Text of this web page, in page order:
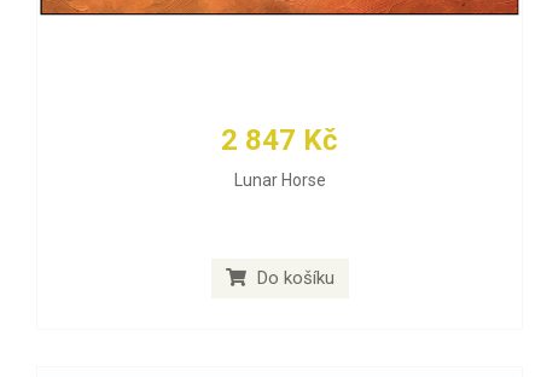
2 847 Kč
Lunar Horse
Do košíku